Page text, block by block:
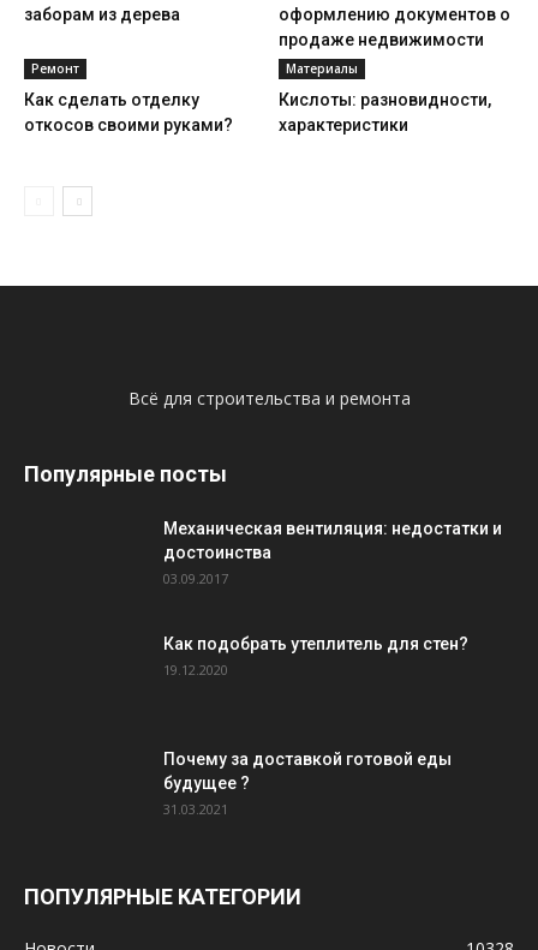
заборам из дерева
оформлению документов о
продаже недвижимости
Ремонт
Как сделать отделку
откосов своими руками?
Материалы
Кислоты: разновидности,
характеристики
Всё для строительства и ремонта
Популярные посты
Механическая вентиляция: недостатки и
достоинства
03.09.2017
Как подобрать утеплитель для стен?
19.12.2020
Почему за доставкой готовой еды
будущее ?
31.03.2021
ПОПУЛЯРНЫЕ КАТЕГОРИИ